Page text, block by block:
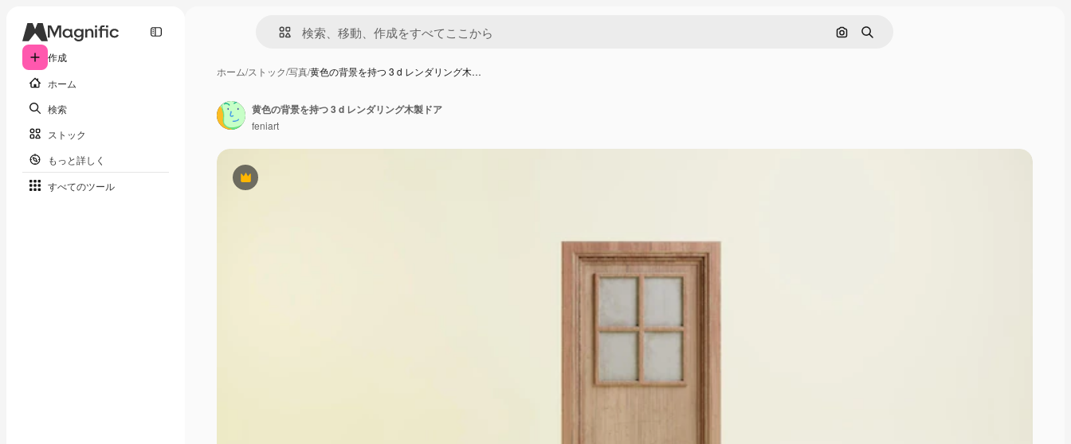
作成
ホーム
検索
ストック
もっと詳しく
すべてのツール
画像で検索
検索
ホーム/ストック/写真/黄色の背景を持つ 3 d レンダリング木…
Premium
黄色の背景を持つ 3 d レンダリング木製ドア
feniart